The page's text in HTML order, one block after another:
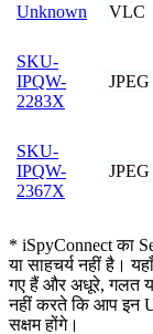
Unknown VLC
SKU-
IPQW-
2283X
JPEG
SKU-
IPQW-
2367X
JPEG
* iSpyConnect का
या साहचर्य नहीं है।
गए हैं और अधूरे, गलत या
नहीं करते कि आप इन
सक्षम होंगे।